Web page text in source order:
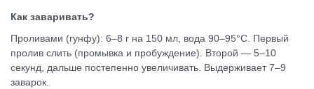
Как заваривать?
Проливами (гунфу): 6–8 г на 150 мл, вода 90–95°C. Первый
пролив слить (промывка и пробуждение). Второй — 5–10
секунд, дальше постепенно увеличивать. Выдерживает 7–9
заварок.